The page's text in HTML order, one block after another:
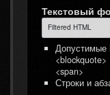
Текстовый
Допустимые
<span>
Строки и